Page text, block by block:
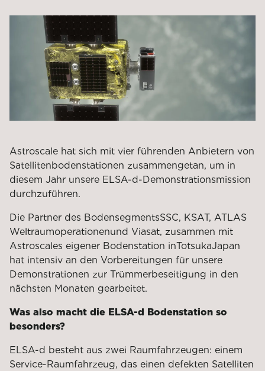
Astroscale hat sich mit vier führenden Anbietern von
Satellitenbodenstationen zusammengetan, um in
diesem Jahr unsere ELSA-d-Demonstrationsmission
durchzuführen.
Die Partner des BodensegmentsSSC, KSAT, ATLAS
Weltraumoperationenund Viasat, zusammen mit
Astroscales eigener Bodenstation inTotsukaJapan
hat intensiv an den Vorbereitungen für unsere
Demonstrationen zur Trümmerbeseitigung in den
nächsten Monaten gearbeitet.
Was also macht die ELSA-d Bodenstation so
besonders?
ELSA-d besteht aus zwei Raumfahrzeugen: einem
Service-Raumfahrzeug, das einen defekten Satelliten